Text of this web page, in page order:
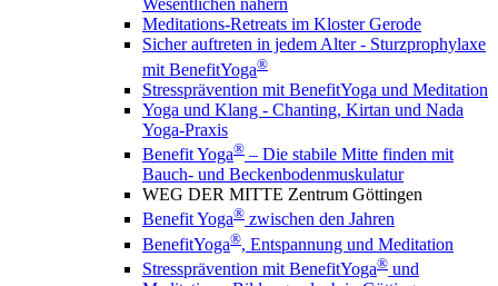
Wesentlichen nähern
Meditations-Retreats im Kloster Gerode
Sicher auftreten in jedem Alter - Sturzprophylaxe
mit BenefitYoga®
Stressprävention mit BenefitYoga und Meditation
Yoga und Klang - Chanting, Kirtan und Nada
Yoga-Praxis
Benefit Yoga® – Die stabile Mitte finden mit
Bauch- und Beckenbodenmuskulatur
WEG DER MITTE Zentrum Göttingen
Benefit Yoga® zwischen den Jahren
BenefitYoga®, Entspannung und Meditation
Stressprävention mit BenefitYoga® und